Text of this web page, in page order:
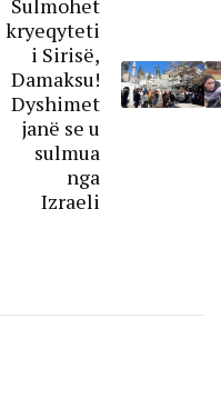
Sulmohet
kryeqyteti
i Sirisë,
Damaksu!
Dyshimet
janë se u
sulmua
nga
Izraeli